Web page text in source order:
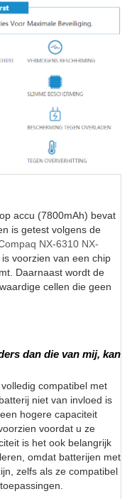
accu (7800mAh) bevat
is getest volgens de
NX-6310 NX-
is voorzien van een chip
Daarnaast wordt de
cellen die geen
dan die van mij, kan
compatibel met
niet van invloed is
hogere capaciteit
voordat u ze
is het ook belangrijk
omdat batterijen met
zelfs als ze compatibel